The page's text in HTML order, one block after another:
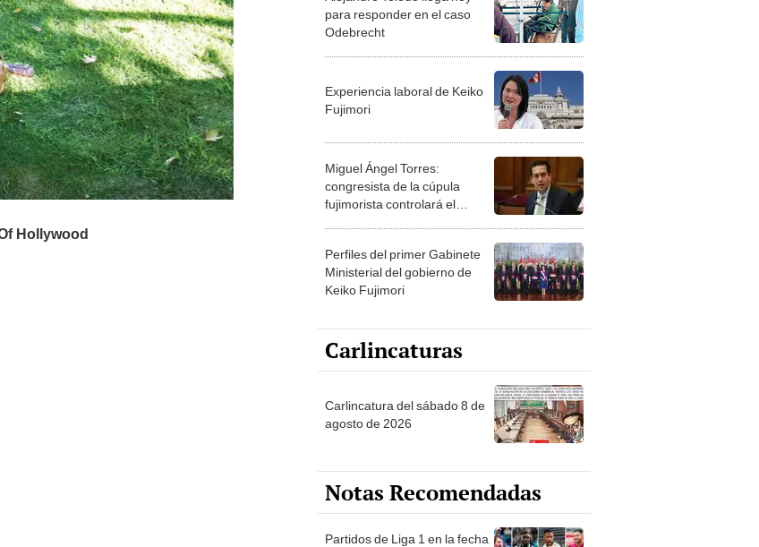
para responder en el caso
Odebrecht
Experiencia laboral de Keiko
Fujimori
Miguel Ángel Torres:
congresista de la cúpula
fujimorista controlará el
Perfiles del primer Gabinete
Ministerial del gobierno de
Keiko Fujimori
Carlincaturas
Carlincatura del sábado 8 de
agosto de 2026
Notas Recomendadas
Partidos de Liga 1 en la fecha